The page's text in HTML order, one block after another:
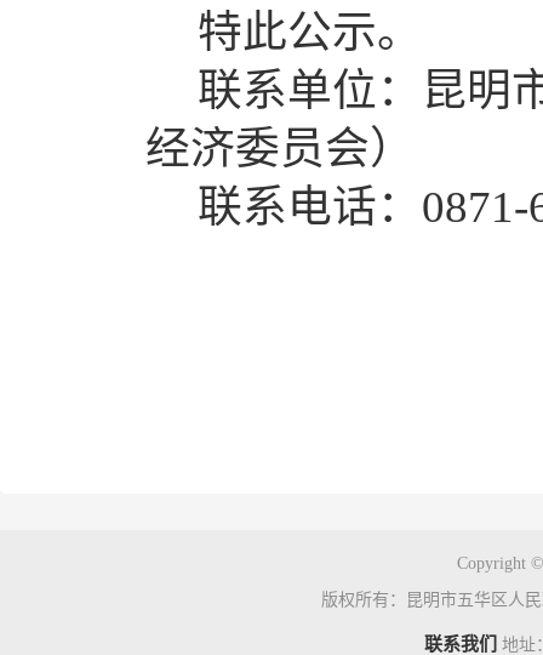
特此公示。
联系单位：昆明
经济委员会）
联系电话： 0871-
Copyright
版权所有：昆明市五华区人
联系我们 地址